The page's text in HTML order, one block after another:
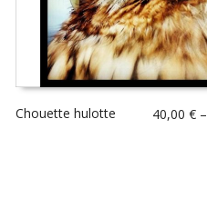
Chouette hulotte 40,00 € –